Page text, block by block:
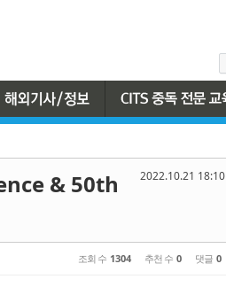
2022.10.21 18:10
& 50th
조회 수 1304 추천 수 0 댓글 0